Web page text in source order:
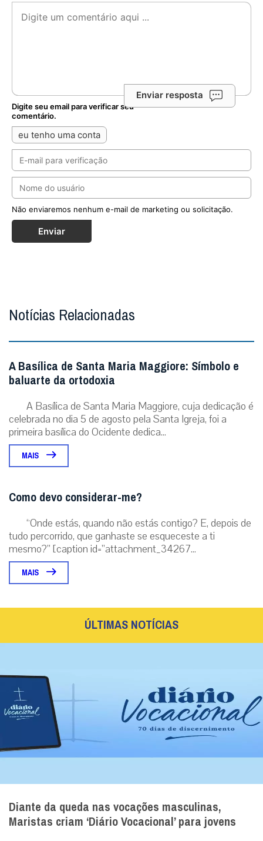
Enviar resposta
Digite seu email para verificar seu
comentário.
eu tenho uma conta
Não enviaremos nenhum e-mail de marketing ou solicitação.
Enviar
Notícias Relacionadas
A Basílica de Santa Maria Maggiore: Símbolo e
baluarte da ortodoxia
A Basílica de Santa Maria Maggiore, cuja dedicação é
celebrada no dia 5 de agosto pela Santa Igreja, foi a
primeira basílica do Ocidente dedica...
MAIS
Como devo considerar-me?
“Onde estás, quando não estás contigo? E, depois de
tudo percorrido, que ganhaste se esqueceste a ti
mesmo?” [caption id=”attachment_34267...
MAIS
ÚLTIMAS NOTÍCIAS
Diante da queda nas vocações masculinas,
Maristas criam ‘Diário Vocacional’ para jovens